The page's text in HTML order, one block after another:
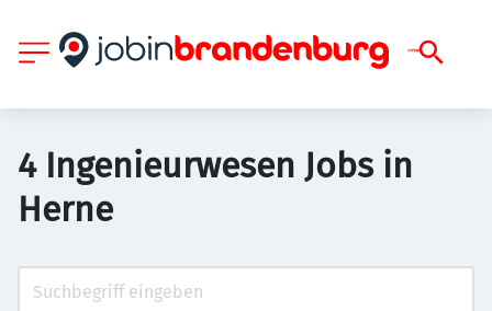
4 Ingenieurwesen Jobs in
Herne